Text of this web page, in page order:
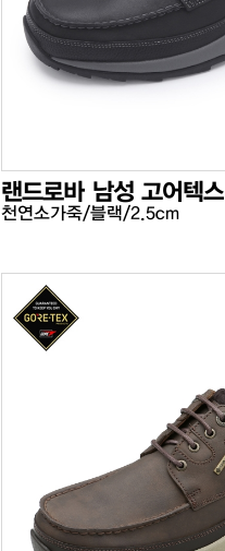
랜드로바 남성 고어텍스
천연소가죽/블랙/2.5cm